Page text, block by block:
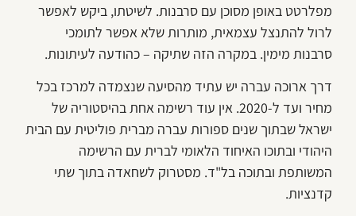
מפלרטט באופן מסוכן עם סרבנות. לשיטתו, ביקש לאפשר
לרול להתנצל עצמאית, מותרות שלא אפשר לתומכי
סרבנות מימין. במקרה הזה שתיקה – כהודעה לעיתונות.
דרך ארוכה עברה יש עתיד מהסיעה שנצמדה למרכז בכל
מחיר ועד ל-2020. אין עוד רשימה אחת בהיסטוריה של
ישראל שבתוך שנים ספורות עברה מברית פוליטית עם הבית
היהודי ובתוכו האיחוד הלאומי לברית עם הרשימה
המשותפת ובתוכה בל"ד. מסטרוק לשחאדה בתוך שתי
קדנציות.